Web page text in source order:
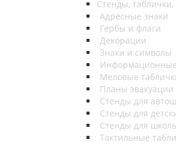
Стенды, таблички,
Адресные знаки
Гербы и флаги
Декорации
Знаки и символы
Меловые
Планы эвакуации
Стенды для
Стенды для
Стенды для
Тактильные